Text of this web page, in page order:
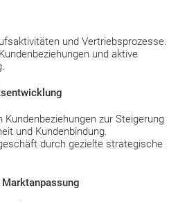
und Vertriebsprozesse.
und aktive
Kundenbeziehungen zur Steigerung
und Kundenbindung.
durch gezielte strategische